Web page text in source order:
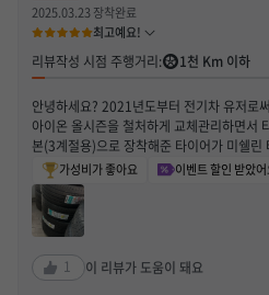
2025.03.23 장착완료
최고예요!
리뷰작성 시점 주행거리: 1천 Km 이하
안녕하세요? 2021년도부터 전기차 유저로
아이온 올시즌을 철처하게 교체관리하면서
본(3계절용)으로 장착해준 타이어가 미쉘
나서 이번엔 기본 타이어 교체할 타이밍이
있던 한국타이어 라인업을 구매했어요 1. 승
오면서 차체는 가벼워지고 바디감이 하향화
장 비교되는 느낌인것 같은데 타이어만 교체
기 어려울 정도로 좋습니다. 아직 바퀴면이
니 접지력이 굉장히 좋습니다. 최근에 개학
가성비가 좋아요 이벤트 할인 받았
1 이 리뷰가 도움이 돼요